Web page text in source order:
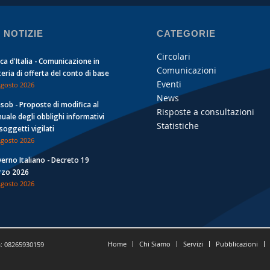
NOTIZIE
d'Italia - Comunicazione in
di offerta del conto di base
2026
- Proposte di modifica al
degli obblighi informativi
vigilati
2026
Italiano - Decreto 19
2026
2026
CATEGORIE
Circolari
Comunicazioni
Eventi
News
Risposte a consultazioni
Statistiche
Home Chi Siamo Servizi Pubblicazioni